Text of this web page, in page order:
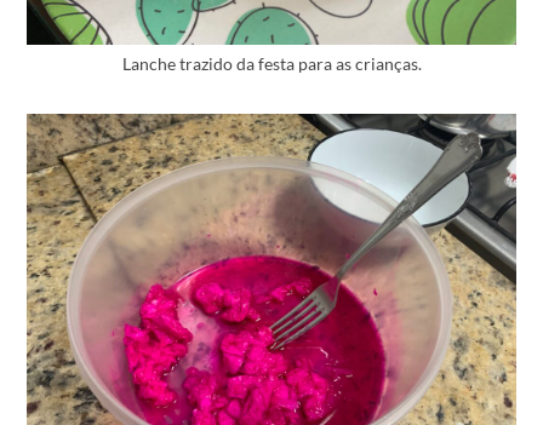
Lanche trazido da festa para as crianças.